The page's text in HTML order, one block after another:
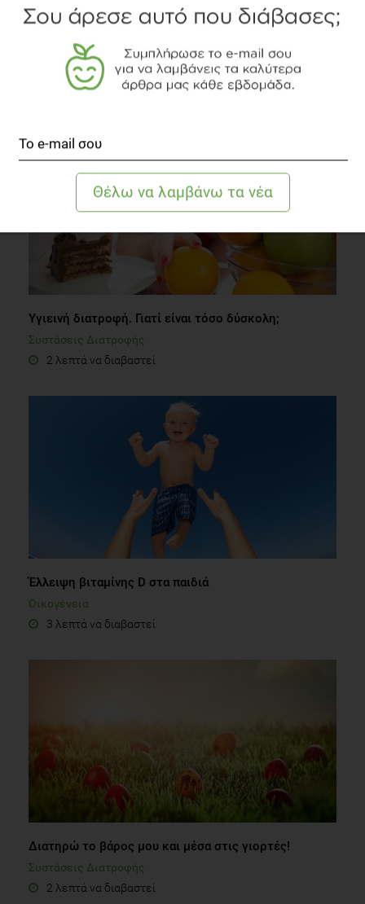
Διακοπή του καπνίσματος, συνέχεια στη Ζωή!
Άλλες Παθήσεις
Υγιεινή διατροφή. Γιατί είναι τόσο δύσκολη;
Συστάσεις Διατροφής
2 λεπτά να διαβαστεί
Έλλειψη βιταμίνης D στα παιδιά
Οικογένεια
3 λεπτά να διαβαστεί
Διατηρώ το βάρος μου και μέσα στις γιορτές!
Συστάσεις Διατροφής
2 λεπτά να διαβαστεί